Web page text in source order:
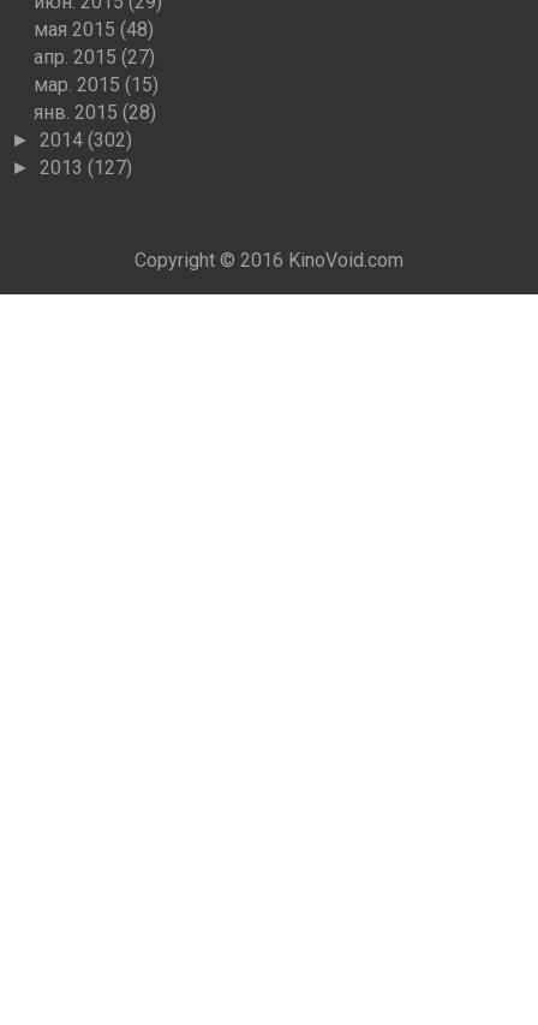
мая 2015(48)
апр. 2015(27)
мар. 2015(15)
янв. 2015(28)
► 2014 (302)
► 2013 (127)
Copyright © 2016 KinoVoid.com